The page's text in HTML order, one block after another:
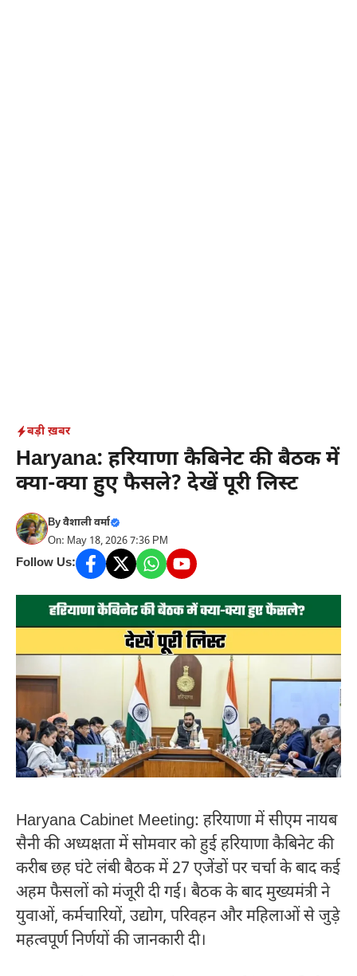
बड़ी ख़बर
Haryana: हरियाणा कैबिनेट की बैठक में
क्या-क्या हुए फैसले? देखें पूरी लिस्ट
Byवैशाली वर्मा
On: May 18, 2026 7:36 PM
Follow Us:
Haryana Cabinet Meeting: हरियाणा में सीएम नायब
सैनी की अध्यक्षता में सोमवार को हुई हरियाणा कैबिनेट की
करीब छह घंटे लंबी बैठक में 27 एजेंडों पर चर्चा के बाद कई
अहम फैसलों को मंजूरी दी गई। बैठक के बाद मुख्यमंत्री ने
युवाओं, कर्मचारियों, उद्योग, परिवहन और महिलाओं से जुड़े
महत्वपूर्ण निर्णयों की जानकारी दी।